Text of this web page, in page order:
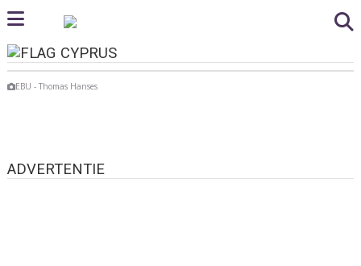
CYPRUS
EBU - Thomas Hanses
ADVERTENTIE